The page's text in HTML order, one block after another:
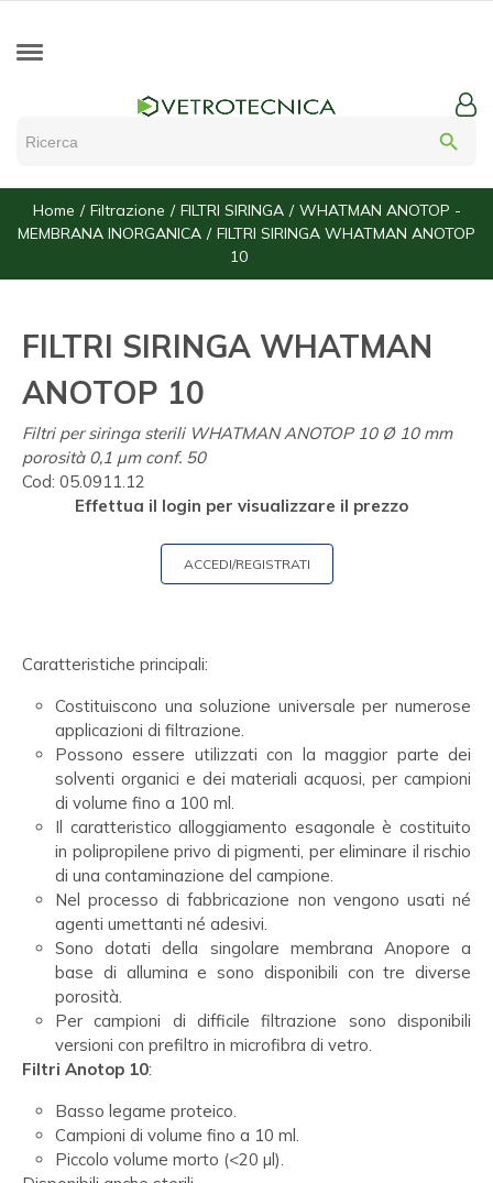
search
Home Filtrazione FILTRI SIRINGA
WHATMAN ANOTOP -
MEMBRANA INORGANICA
FILTRI SIRINGA WHATMAN ANOTOP
10
FILTRI SIRINGA WHATMAN
ANOTOP 10
Filtri per siringa sterili WHATMAN ANOTOP 10 Ø 10 mm
porosità 0,1 µm conf. 50
Cod: 05.0911.12
Effettua il login per visualizzare il prezzo
ACCEDI/REGISTRATI
Caratteristiche principali:
Costituiscono una soluzione universale per numerose
applicazioni di filtrazione.
Possono essere utilizzati con la maggior parte dei
solventi organici e dei materiali acquosi, per campioni
di volume fino a 100 ml.
Il caratteristico alloggiamento esagonale è costituito
in polipropilene privo di pigmenti, per eliminare il rischio
di una contaminazione del campione.
Nel processo di fabbricazione non vengono usati né
agenti umettanti né adesivi.
Sono dotati della singolare membrana Anopore a
base di allumina e sono disponibili con tre diverse
porosità.
Per campioni di difficile filtrazione sono disponibili
versioni con prefiltro in microfibra di vetro.
Filtri Anotop 10:
Basso legame proteico.
Campioni di volume fino a 10 ml.
Piccolo volume morto (<20 µl).